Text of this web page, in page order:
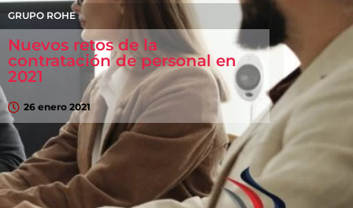
GRUPO ROHE
Nuevos retos de la
contratación de personal en
2021
26 enero 2021